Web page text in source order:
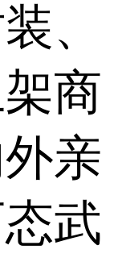
、
商
亲
武